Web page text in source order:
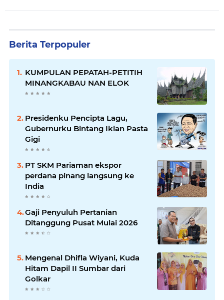
Berita Terpopuler
KUMPULAN PEPATAH-PETITIH
MINANGKABAU NAN ELOK
Presidenku Pencipta Lagu,
Gubernurku Bintang Iklan Pasta
Gigi
PT SKM Pariaman ekspor
perdana pinang langsung ke
India
Gaji Penyuluh Pertanian
Ditanggung Pusat Mulai 2026
Mengenal Dhifla Wiyani, Kuda
Hitam Dapil II Sumbar dari
Golkar